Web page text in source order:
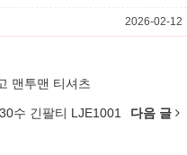
2026-02-12
맨투맨 티셔츠
수 긴팔티 LJE1001 다음 글